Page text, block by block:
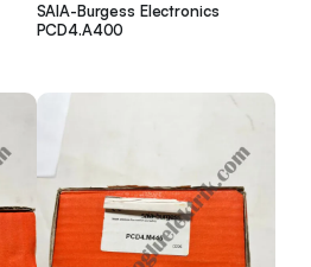
SAIA-Burgess Electronics
PCD4.A400